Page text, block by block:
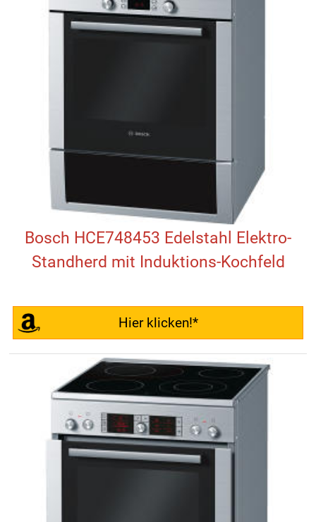
Bosch HCE748453 Edelstahl Elektro-
Standherd mit Induktions-Kochfeld
Hier klicken!*